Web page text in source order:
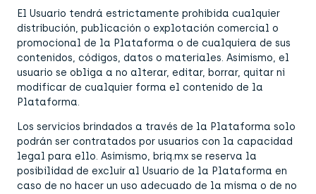
El Usuario tendrá estrictamente prohibida cualquier
distribución, publicación o explotación comercial o
promocional de la Plataforma o de cualquiera de sus
contenidos, códigos, datos o materiales. Asimismo, el
usuario se obliga a no alterar, editar, borrar, quitar ni
modificar de cualquier forma el contenido de la
Plataforma.
Los servicios brindados a través de la Plataforma solo
podrán ser contratados por usuarios con la capacidad
legal para ello. Asimismo, briq.mx se reserva la
posibilidad de excluir al Usuario de la Plataforma en
caso de no hacer un uso adecuado de la misma o de no